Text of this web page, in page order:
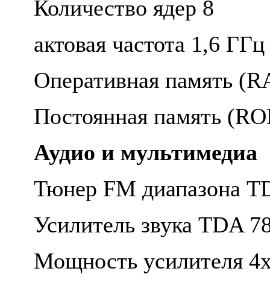
Количество ядер 8
актовая частота 1,6 ГГц
Оперативная память
Постоянная память
Аудио и мультимедиа
Тюнер FM диапазона
Усилитель звука TDA
Мощность усилителя